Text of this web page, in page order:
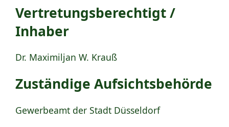
Vertretungsberechtigt /
Inhaber
Dr. Maximiljan W. Krauß
Zuständige Aufsichtsbehörde
Gewerbeamt der Stadt Düsseldorf